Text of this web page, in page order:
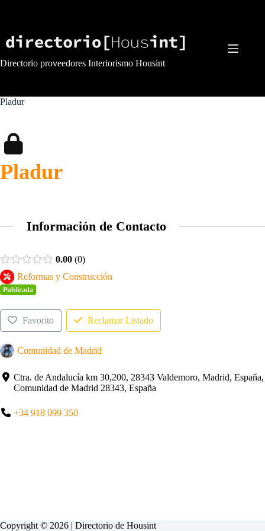
Directorio proveedores Interiorismo Housint
Pladur
Pladur
Información de Contacto
0.00 0
Reformas y Construcción
Publicada
Favorito Reclamar Listado
Comunidad de Madrid
Ctra. de Andalucía km 30,200, 28343 Valdemoro, Madrid, España,
Comunidad de Madrid 28343, España
+34 918 099 350
Copyright © 2026 | Directorio de Housint